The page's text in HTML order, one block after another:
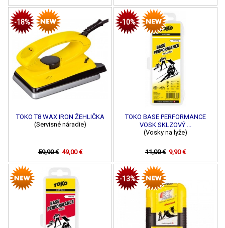
-18%
TOKO T8 WAX IRON ŽEHLIČKA
(Servisné náradie)
59,90 € 49,00 €
-10%
TOKO BASE PERFORMANCE
VOSK SKLZOVÝ ...
(Vosky na lyže)
11,00 € 9,90 €
-13%